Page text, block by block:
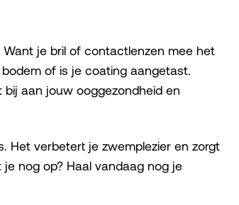
je bril of contactlenzen mee het
of is je coating aangetast.
aan jouw ooggezondheid en
Het verbetert je zwemplezier en zorgt
nog op? Haal vandaag nog je